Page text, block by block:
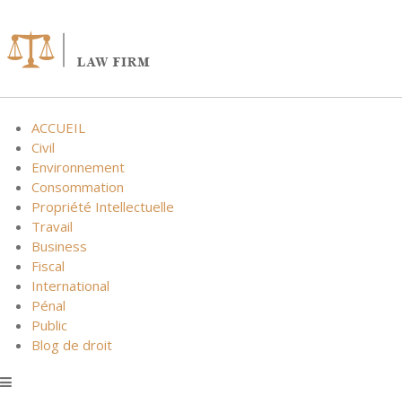
content
ACCUEIL
Civil
Environnement
Consommation
Propriété Intellectuelle
Travail
Business
Fiscal
International
Pénal
Public
Blog de droit